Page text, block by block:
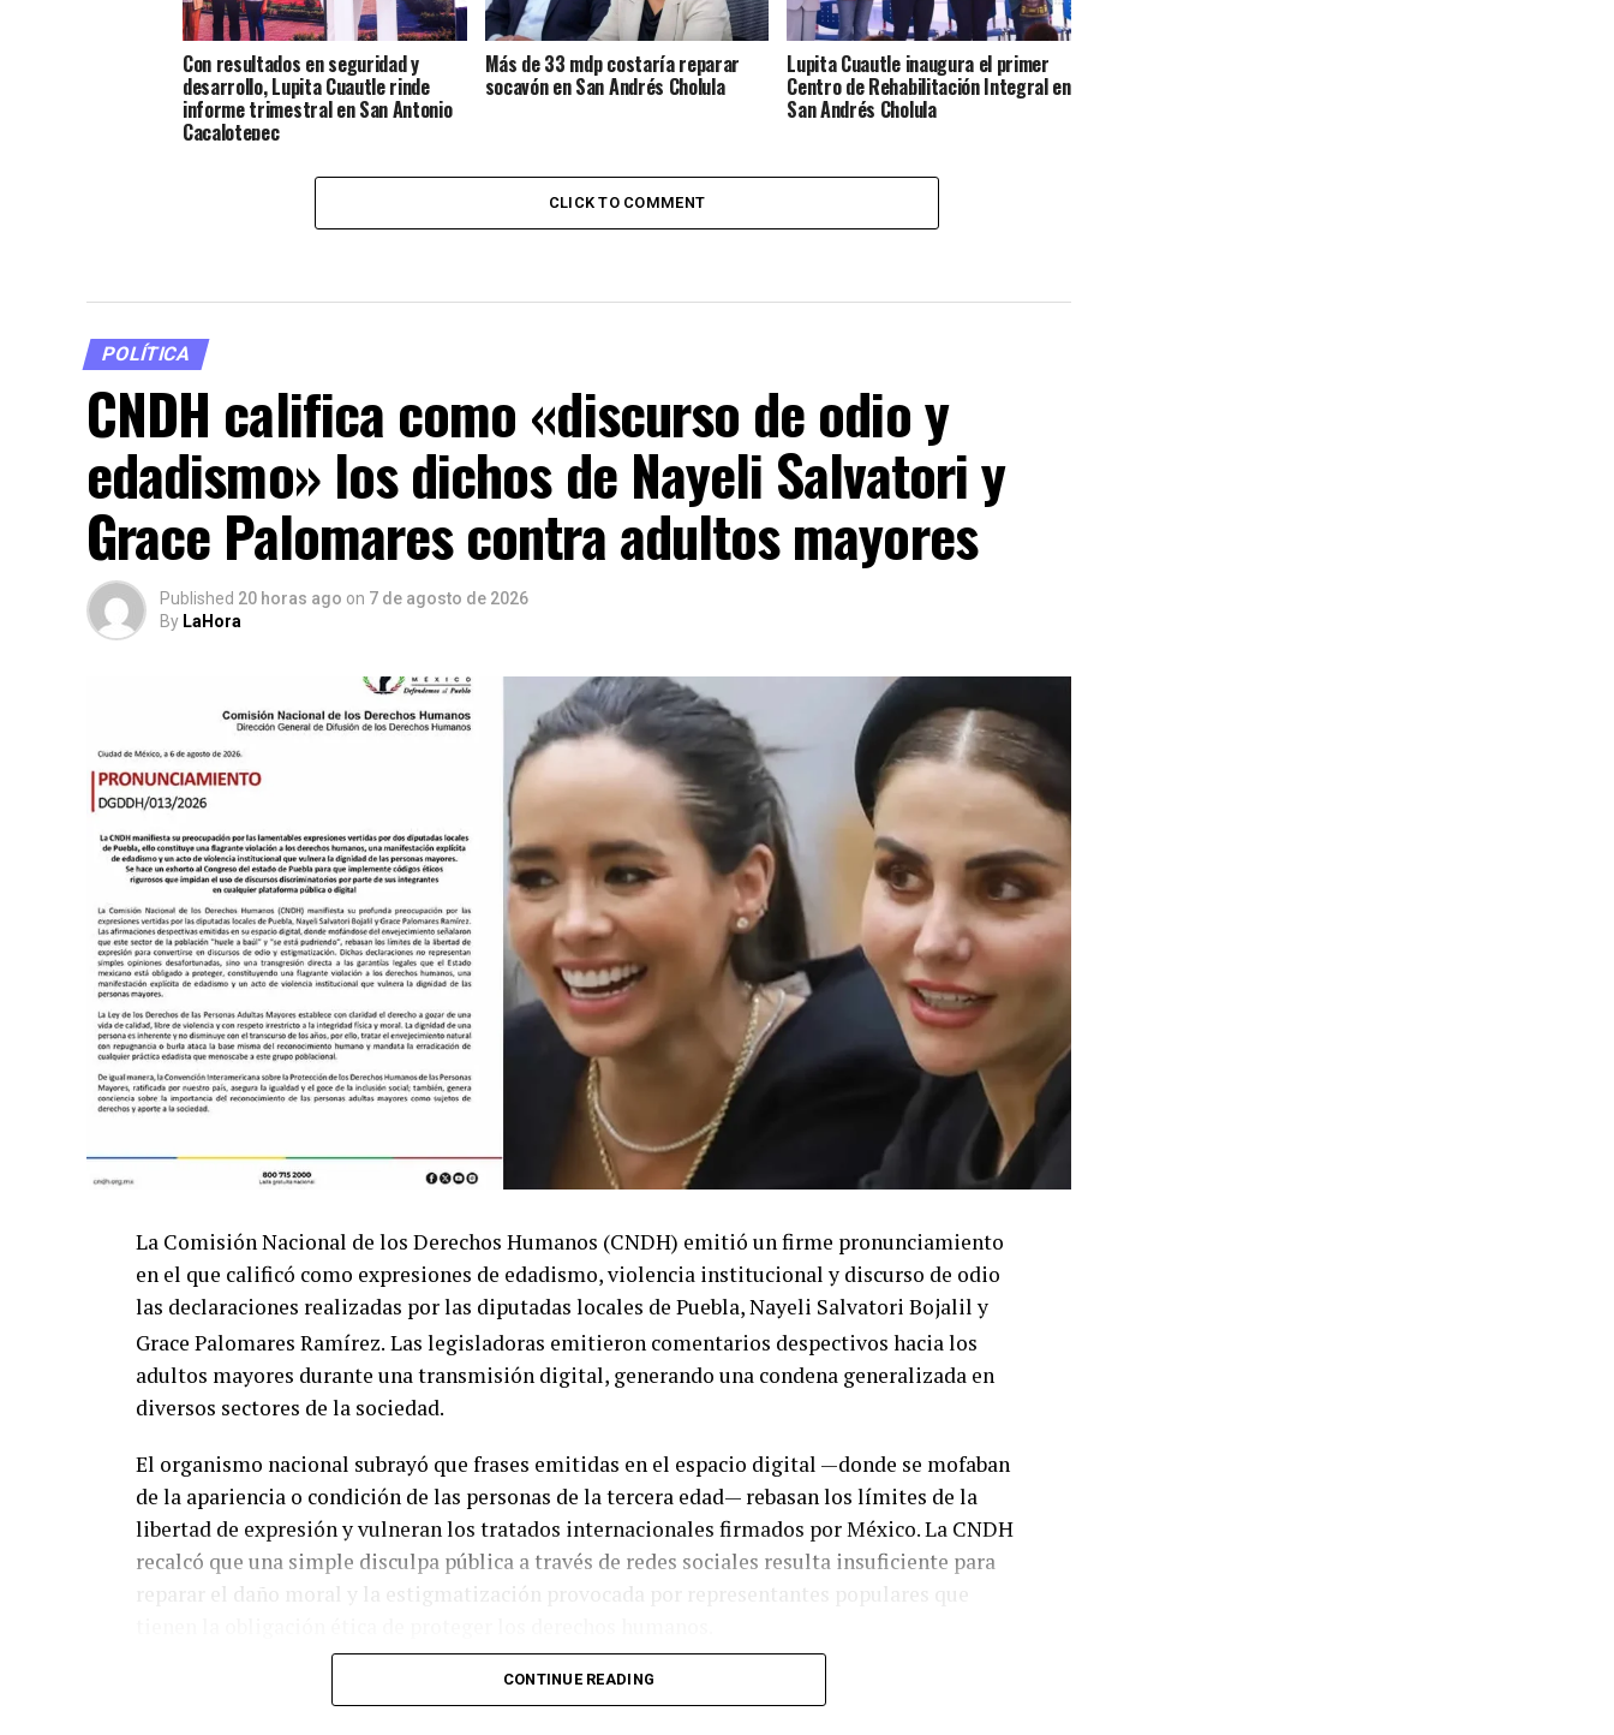
Con resultados en seguridad y
desarrollo, Lupita Cuautle rinde
informe trimestral en San Antonio
Cacalotepec
Más de 33 mdp costaría reparar
socavón en San Andrés Cholula
Lupita Cuautle inaugura el primer
Centro de Rehabilitación Integral en
San Andrés Cholula
CLICK TO COMMENT
POLÍTICA
CNDH califica como «discurso de odio y
edadismo» los dichos de Nayeli Salvatori y
Grace Palomares contra adultos mayores
Published 20 horas ago on 7 de agosto de 2026
By LaHora
La Comisión Nacional de los Derechos Humanos (CNDH) emitió un firme pronunciamiento
en el que calificó como expresiones de edadismo, violencia institucional y discurso de odio
las declaraciones realizadas por las diputadas locales de Puebla, Nayeli Salvatori Bojalil y
Grace Palomares Ramírez. Las legisladoras emitieron comentarios despectivos hacia los
adultos mayores durante una transmisión digital, generando una condena generalizada en
diversos sectores de la sociedad.
El organismo nacional subrayó que frases emitidas en el espacio digital —donde se mofaban
de la apariencia o condición de las personas de la tercera edad— rebasan los límites de la
libertad de expresión y vulneran los tratados internacionales firmados por México. La CNDH
recalcó que una simple disculpa pública a través de redes sociales resulta insuficiente para
reparar el daño moral y la estigmatización provocada por representantes populares que
Ante la gravedad del caso, el partido Morena abrió una investigación formal a través de su
Comisión de Honestidad y Justicia para evaluar posibles sanciones a su militancia o la
CONTINUE READING